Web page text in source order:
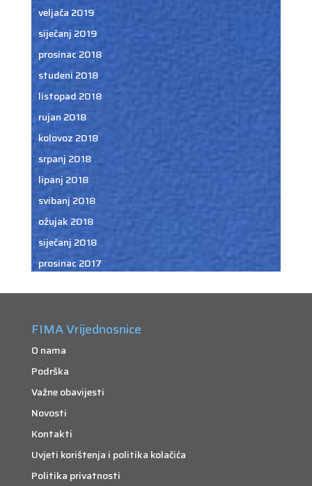
veljača 2019
siječanj 2019
prosinac 2018
studeni 2018
listopad 2018
rujan 2018
kolovoz 2018
srpanj 2018
lipanj 2018
svibanj 2018
ožujak 2018
siječanj 2018
prosinac 2017
FIMA Vrijednosnice
O nama
Podrška
Važne obavijesti
Novosti
Kontakti
Uvjeti korištenja i politika kolačića
Politika privatnosti